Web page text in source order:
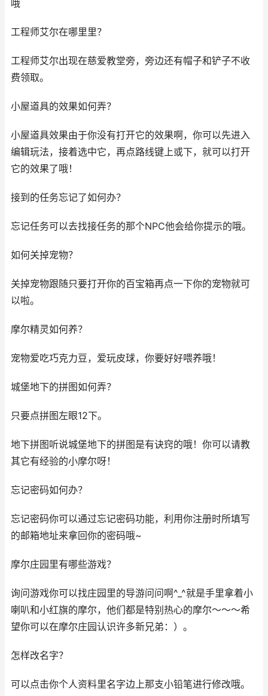
哦
工程师艾尔在哪里里？
工程师艾尔出现在慈爱教堂旁，旁边还有帽子和铲子不收
费领取。
小屋道具的效果如何弄？
小屋道具效果由于你没有打开它的效果啊，你可以先进入
编辑玩法，接着选中它，再点路线键上或下，就可以打开
它的效果了哦！
接到的任务忘记了如何办？
忘记任务可以去找接任务的那个NPC他会给你提示的哦。
如何关掉宠物？
关掉宠物跟随只要打开你的百宝箱再点一下你的宠物就可
以啦。
摩尔精灵如何养？
宠物爱吃巧克力豆，爱玩皮球，你要好好喂养哦！
城堡地下的拼图如何弄？
只要点拼图左眼12下。
地下拼图听说城堡地下的拼图是有诀窍的哦！你可以请教
其它有经验的小摩尔呀！
忘记密码如何办？
忘记密码你可以通过忘记密码功能，利用你注册时所填写
的邮箱地址来拿回你的密码哦~
摩尔庄园里有哪些游戏？
询问游戏你可以找庄园里的导游问问啊^_^就是手里拿着小
喇叭和小红旗的摩尔，他们都是特别热心的摩尔～～～希
望你可以在摩尔庄园认识许多新兄弟：）。
怎样改名字？
可以点击你个人资料里名字边上那支小铅笔进行修改哦。